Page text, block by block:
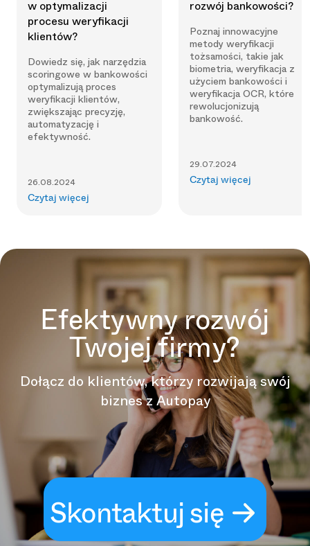
w optymalizacji
procesu weryfikacji
klientów?
Dowiedz się, jak narzędzia
scoringowe w bankowości
optymalizują proces
weryfikacji klientów,
zwiększając precyzję,
automatyzację i
efektywność.
26.08.2024
Czytaj więcej
rozwój bankowości?
Poznaj innowacyjne
metody weryfikacji
tożsamości, takie jak
biometria, weryfikacja z
użyciem bankowości i
weryfikacja OCR, które
rewolucjonizują
bankowość.
29.07.2024
Czytaj więcej
Efektywny rozwój
Twojej firmy?
Dołącz do klientów, którzy rozwijają swój
biznes z Autopay
Skontaktuj się